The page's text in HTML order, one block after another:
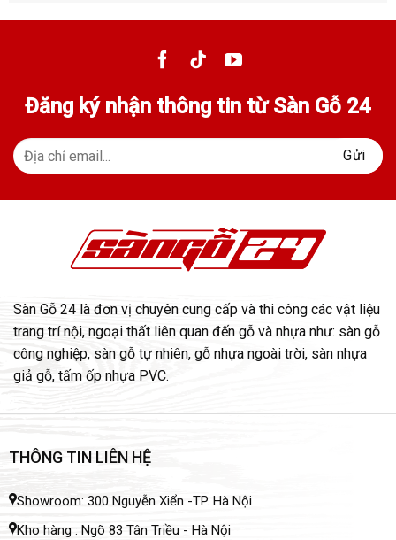
Đăng ký nhận thông tin từ Sàn Gỗ 24
Sàn Gỗ 24 là đơn vị chuyên cung cấp và thi công các vật liệu
trang trí nội, ngoại thất liên quan đến gỗ và nhựa như: sàn gỗ
công nghiệp, sàn gỗ tự nhiên, gỗ nhựa ngoài trời, sàn nhựa
giả gỗ, tấm ốp nhựa PVC.
THÔNG TIN LIÊN HỆ
Showroom: 300 Nguyễn Xiển -TP. Hà Nội
Kho hàng : Ngõ 83 Tân Triều - Hà Nội